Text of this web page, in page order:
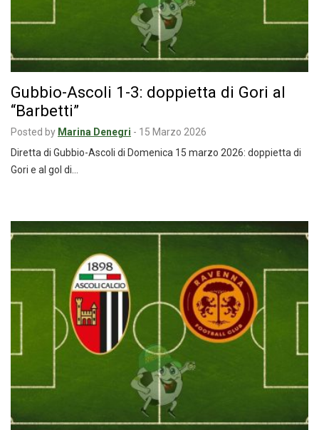
Gubbio-Ascoli 1-3: doppietta di Gori al
“Barbetti”
Posted by Marina Denegri - 15 Marzo 2026
Diretta di Gubbio-Ascoli di Domenica 15 marzo 2026: doppietta di
Gori e al gol di…